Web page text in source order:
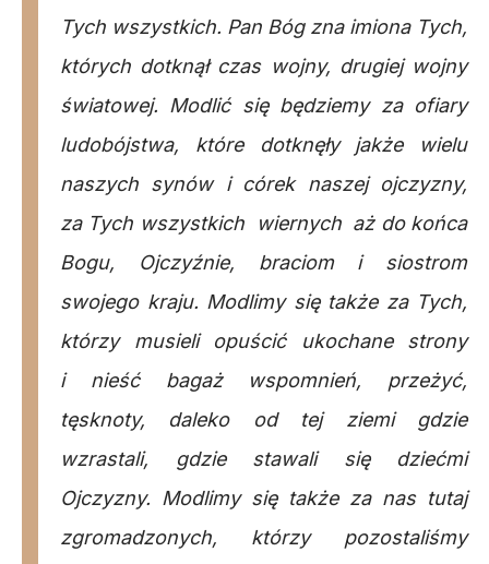
Tych wszystkich. Pan Bóg zna imiona Tych,
których dotknął czas wojny, drugiej wojny
światowej. Modlić się będziemy za ofiary
ludobójstwa, które dotknęły jakże wielu
naszych synów i córek naszej ojczyzny,
za Tych wszystkich wiernych aż do końca
Bogu, Ojczyźnie, braciom i siostrom
swojego kraju. Modlimy się także za Tych,
którzy musieli opuścić ukochane strony
i nieść bagaż wspomnień, przeżyć,
tęsknoty, daleko od tej ziemi gdzie
wzrastali, gdzie stawali się dziećmi
Ojczyzny. Modlimy się także za nas tutaj
zgromadzonych, którzy pozostaliśmy